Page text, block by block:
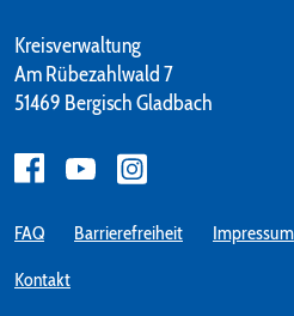
Kreisverwaltung
Am Rübezahlwald 7
51469 Bergisch Gladbach
FAQ Barrierefreiheit Impressum
Kontakt